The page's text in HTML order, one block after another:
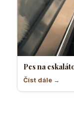
Pes na
Číst dále →